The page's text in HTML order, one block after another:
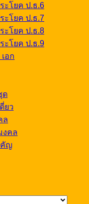
ะโยค ป.ธ.6
ะโยค ป.ธ.7
ะโยค ป.ธ.8
ะโยค ป.ธ.9
อก
ด
ยว
ล
งคล
คัญ